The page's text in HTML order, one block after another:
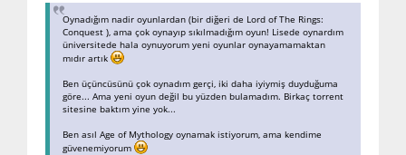
Oynadığım nadir oyunlardan (bir diğeri de Lord of The Rings:
Conquest ), ama çok oynayıp sıkılmadığım oyun! Lisede oynardım
üniversitede hala oynuyorum yeni oyunlar oynayamamaktan
mıdır artık
Ben üçüncüsünü çok oynadım gerçi, iki daha iyiymiş duyduğuma
göre... Ama yeni oyun değil bu yüzden bulamadım. Birkaç torrent
sitesine baktım yine yok...
Ben asıl Age of Mythology oynamak istiyorum, ama kendime
güvenemiyorum